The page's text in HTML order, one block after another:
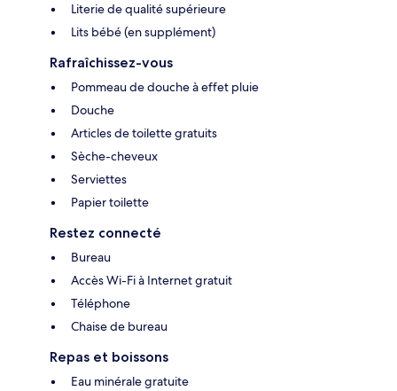
Literie de qualité supérieure
Lits bébé (en supplément)
Rafraîchissez-vous
Pommeau de douche à effet pluie
Douche
Articles de toilette gratuits
Sèche-cheveux
Serviettes
Papier toilette
Restez connecté
Bureau
Accès Wi-Fi à Internet gratuit
Téléphone
Chaise de bureau
Repas et boissons
Eau minérale gratuite